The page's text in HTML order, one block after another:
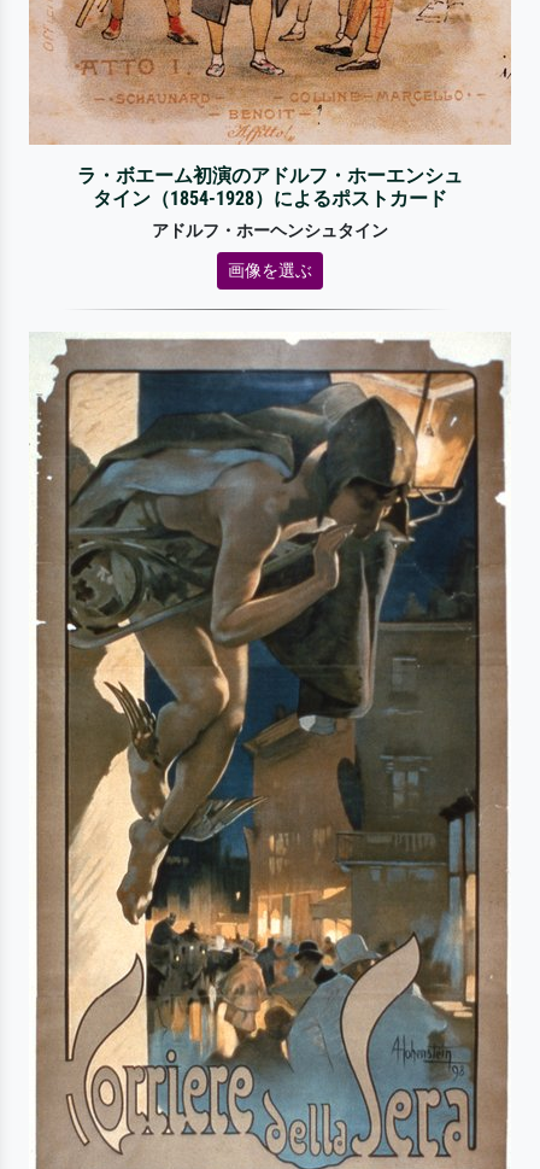
ラ・ボエーム初演のアドルフ・ホーエンシュ
タイン（1854-1928）によるポストカード
アドルフ・ホーヘンシュタイン
画像を選ぶ